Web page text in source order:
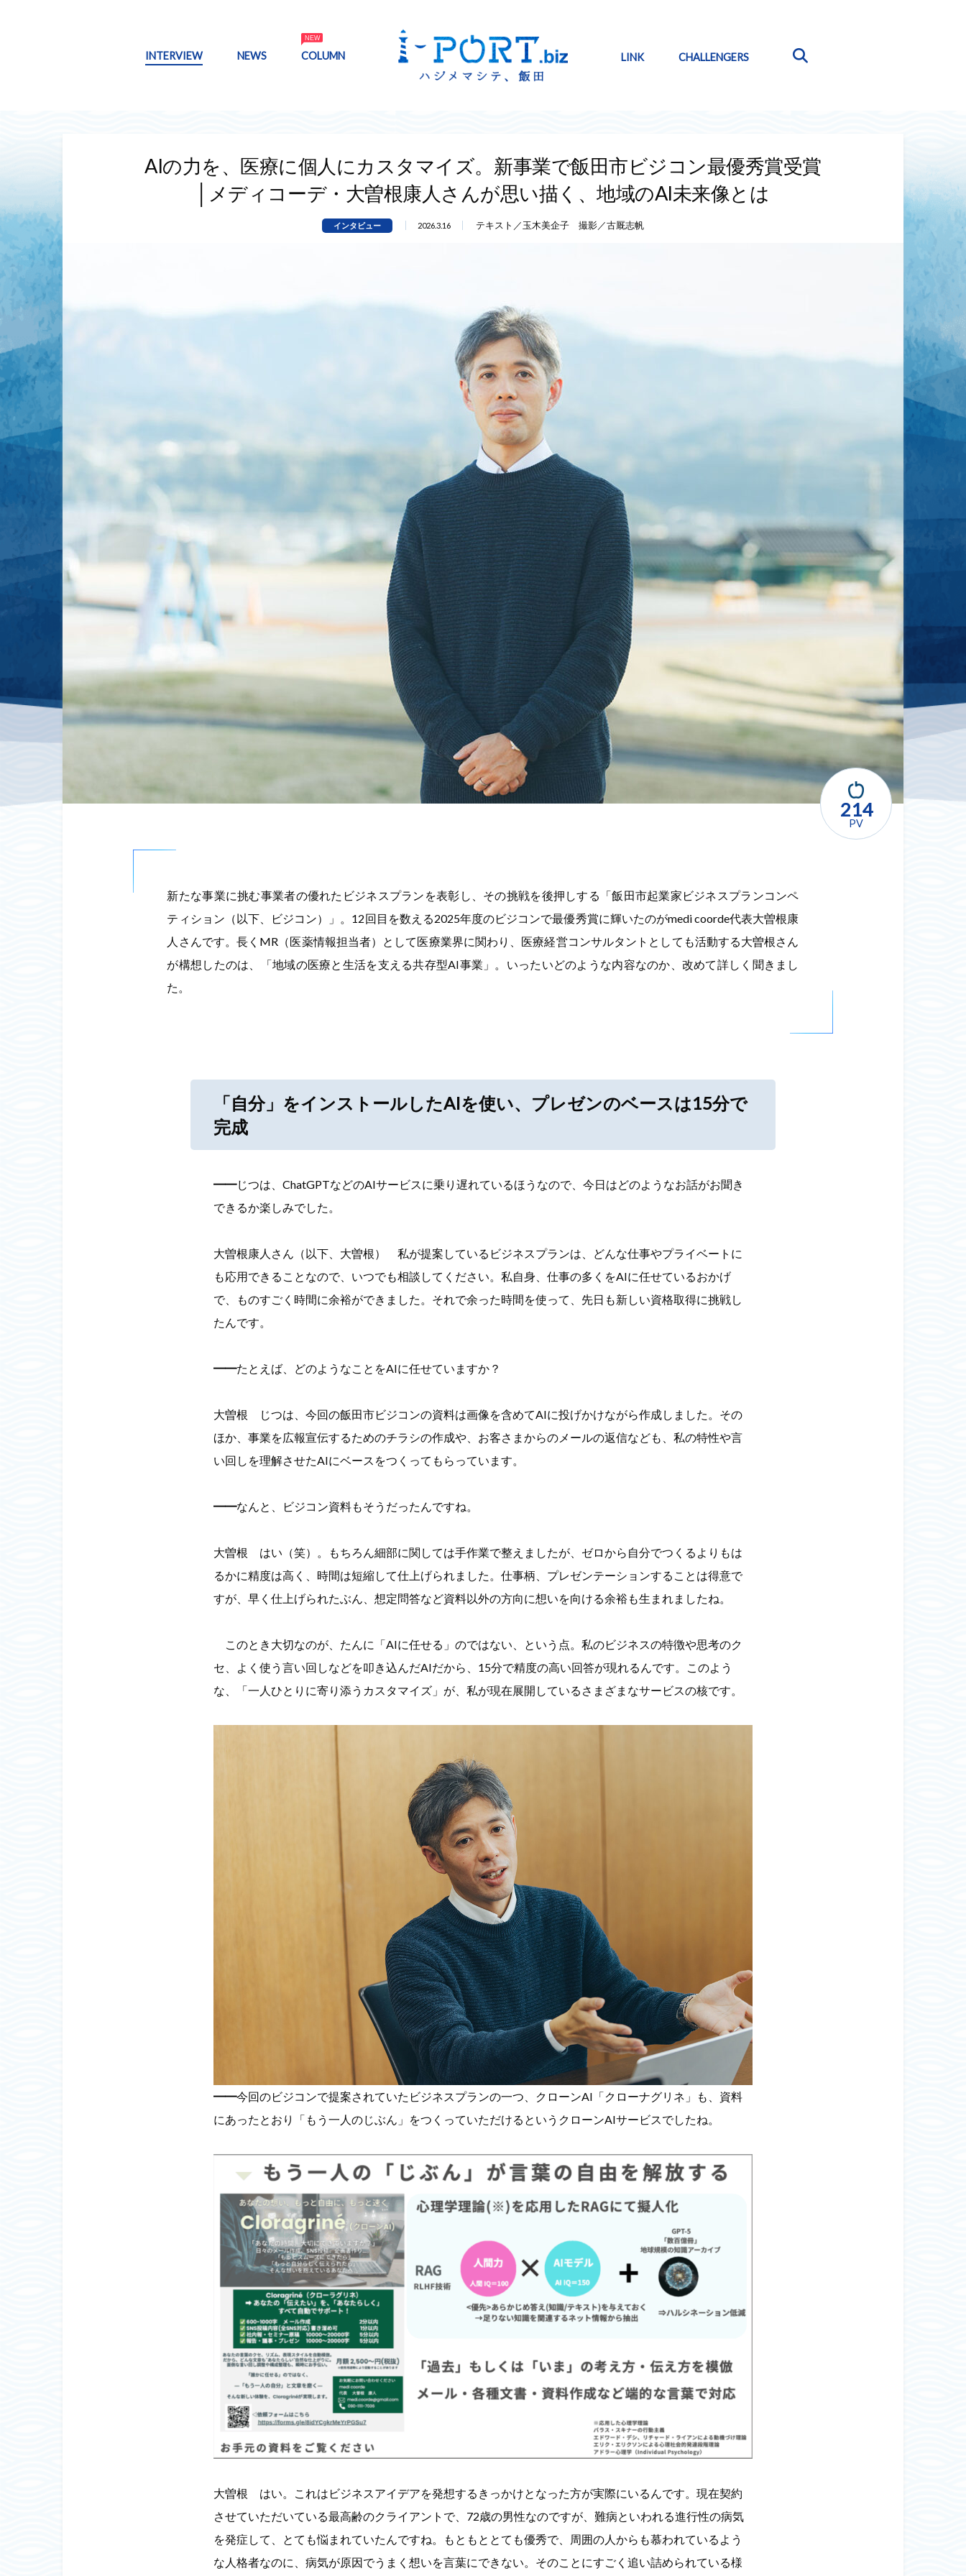
INTERVIEW NEWS
COLUMN
LINK CHALLENGERS
AIの力を、医療に個人にカスタマイズ。新事業で飯田市ビジコン最優秀賞受賞
│メディコーデ・大曽根康人さんが思い描く、地域のAI未来像とは
インタビュー 2026.3.16 テキスト／玉木美企子 撮影／古厩志帆
214
PV
新たな事業に挑む事業者の優れたビジネスプランを表彰し、その挑戦を後押しする「飯田市起業家ビジネスプランコンペ
ティション（以下、ビジコン）」。12回目を数える2025年度のビジコンで最優秀賞に輝いたのがmedi coorde代表大曽根康
人さんです。長くMR（医薬情報担当者）として医療業界に関わり、医療経営コンサルタントとしても活動する大曽根さん
が構想したのは、「地域の医療と生活を支える共存型AI事業」。いったいどのような内容なのか、改めて詳しく聞きまし
た。
「自分」をインストールしたAIを使い、プレゼンのベースは15分で
完成
━━じつは、ChatGPTなどのAIサービスに乗り遅れているほうなので、今日はどのようなお話がお聞き
できるか楽しみでした。
大曽根康人さん（以下、大曽根） 私が提案しているビジネスプランは、どんな仕事やプライベートに
も応用できることなので、いつでも相談してください。私自身、仕事の多くをAIに任せているおかげ
で、ものすごく時間に余裕ができました。それで余った時間を使って、先日も新しい資格取得に挑戦し
たんです。
━━たとえば、どのようなことをAIに任せていますか？
大曽根 じつは、今回の飯田市ビジコンの資料は画像を含めてAIに投げかけながら作成しました。その
ほか、事業を広報宣伝するためのチラシの作成や、お客さまからのメールの返信なども、私の特性や言
い回しを理解させたAIにベースをつくってもらっています。
━━なんと、ビジコン資料もそうだったんですね。
大曽根 はい（笑）。もちろん細部に関しては手作業で整えましたが、ゼロから自分でつくるよりもは
るかに精度は高く、時間は短縮して仕上げられました。仕事柄、プレゼンテーションすることは得意で
すが、早く仕上げられたぶん、想定問答など資料以外の方向に想いを向ける余裕も生まれましたね。
このとき大切なのが、たんに「AIに任せる」のではない、という点。私のビジネスの特徴や思考のク
セ、よく使う言い回しなどを叩き込んだAIだから、15分で精度の高い回答が現れるんです。このよう
な、「一人ひとりに寄り添うカスタマイズ」が、私が現在展開しているさまざまなサービスの核です。
━━今回のビジコンで提案されていたビジネスプランの一つ、クローンAI「クローナグリネ」も、資料
にあったとおり「もう一人のじぶん」をつくっていただけるというクローンAIサービスでしたね。
大曽根 はい。これはビジネスアイデアを発想するきっかけとなった方が実際にいるんです。現在契約
させていただいている最高齢のクライアントで、72歳の男性なのですが、難病といわれる進行性の病気
を発症して、とても悩まれていたんですね。もともととても優秀で、周囲の人からも慕われているよう
な人格者なのに、病気が原因でうまく想いを言葉にできない。そのことにすごく追い詰められている様